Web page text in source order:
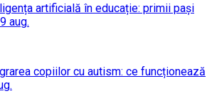
artificială în educație: primii pași
aug.
copiilor cu autism: ce funcționează